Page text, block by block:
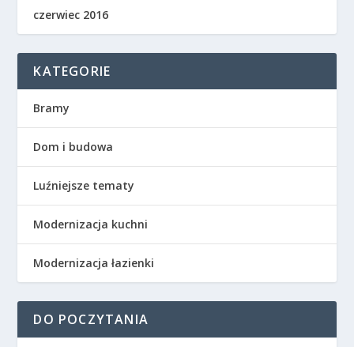
czerwiec 2016
KATEGORIE
Bramy
Dom i budowa
Luźniejsze tematy
Modernizacja kuchni
Modernizacja łazienki
DO POCZYTANIA